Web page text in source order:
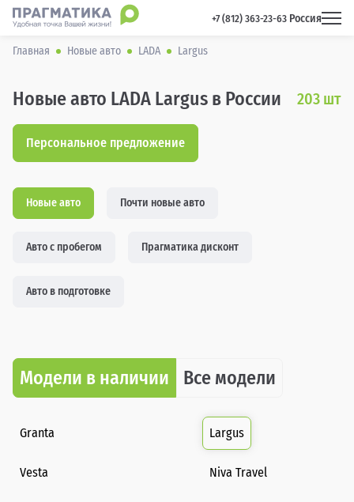
+7 (812) 363-23-63 Россия
Главная Новые авто LADA Largus
Новые авто LADA Largus в России 203 шт
Персональное предложение
Новые авто Почти новые авто
Авто с пробегом Прагматика дисконт
Авто в подготовке
Модели в наличии Все модели
Granta Largus
Vesta Niva Travel